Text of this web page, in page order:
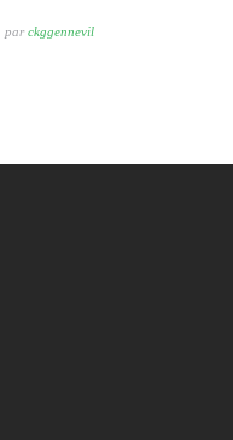
parckggennevil